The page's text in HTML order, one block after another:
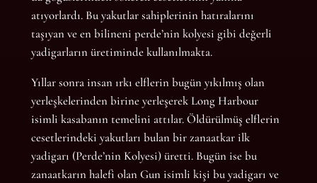
atıyorlardı. Bu yakutlar sahiplerinin hatıralarını
taşıyan ve en bilineni perde’nin kolyesi gibi değerli
yadigarların üretiminde kullanılmakta.
Yıllar sonra insan ırkı elflerin bugün yıkılmış olan
yerleşkelerinden birine yerleşerek Long Harbour
isimli kasabanın temelini attılar. Öldürülmüş elflerin
cesetlerindeki yakutları bulan bir zanaatkar ilk
yadigarı (Perde’nin Kolyesi) üretti. Bugün ise bu
zanaatkarın halefi olan Gun isimli kişi bu yadigarı ve